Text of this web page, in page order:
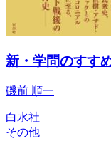
新・学問のすす
磯前 順一
白水社
その他